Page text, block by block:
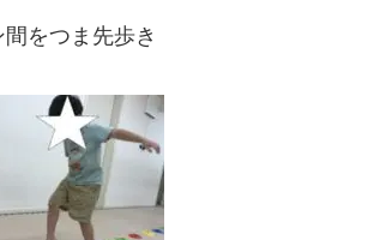
をつま先歩き